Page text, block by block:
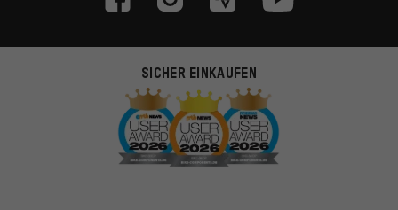
SICHER EINKAUFEN